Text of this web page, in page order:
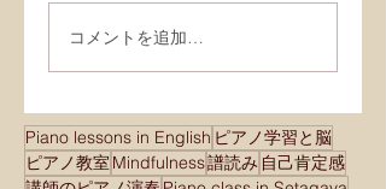
コメントを追加…
Piano lessons in English ピアノ学習と脳
ピアノ教室 Mindfulness譜読み 自己肯定感